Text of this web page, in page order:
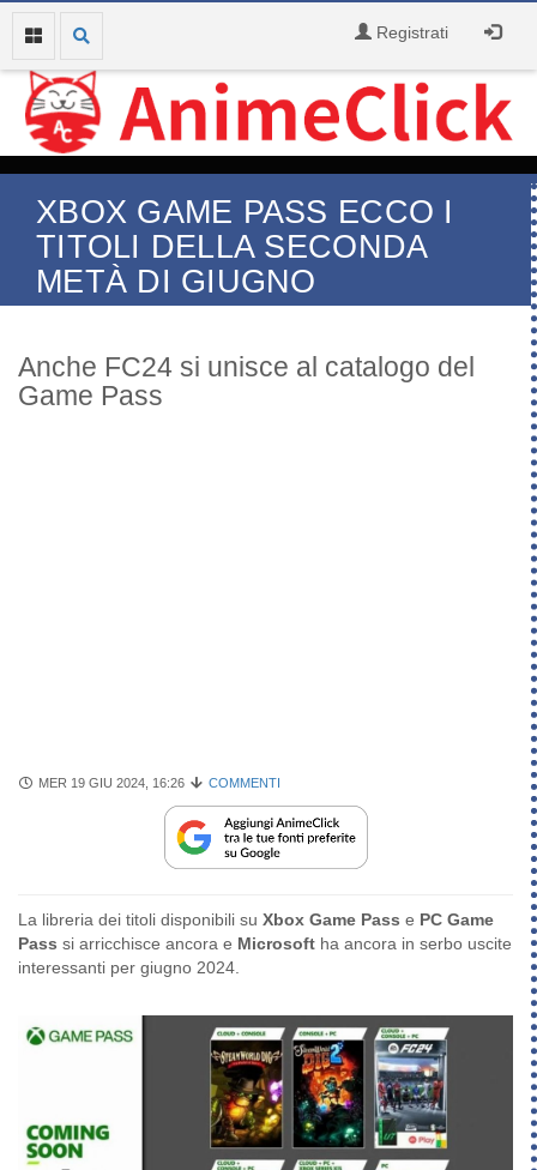
Registrati
XBOX GAME PASS ECCO I
TITOLI DELLA SECONDA
METÀ DI GIUGNO
Anche FC24 si unisce al catalogo del
Game Pass
MER 19 GIU 2024, 16:26 COMMENTI
La libreria dei titoli disponibili su Xbox Game Pass e PC Game
Pass si arricchisce ancora e Microsoft ha ancora in serbo uscite
interessanti per giugno 2024.